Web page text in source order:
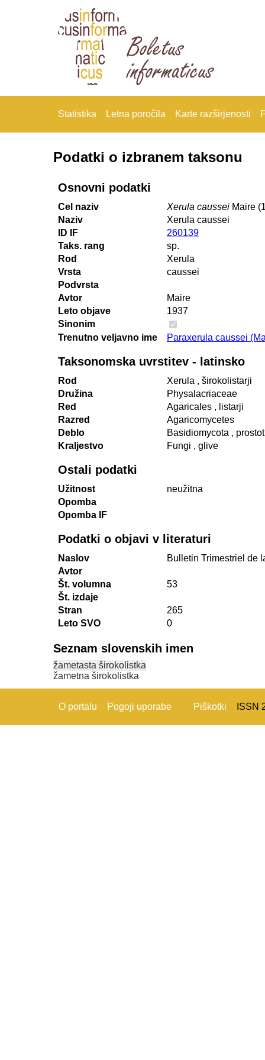
Statistika Letna poročila Karte razširjenosti
Podatki o izbranem taksonu
Osnovni podatki
Cel naziv Xerula caussei Maire
Naziv
Xerula caussei
ID IF
260139
Taks. rang
sp.
Rod
Xerula
Vrsta
caussei
Podvrsta
Avtor
Maire
Leto objave
1937
Sinonim
Trenutno veljavno ime
Paraxerula caussei
Taksonomska uvrstitev - latinsko
Rod Xerula , širokolistarji
Družina
Physalacriaceae
Red
Agaricales , listarji
Razred
Agaricomycetes
Deblo
Basidiomycota ,
Kraljestvo
Fungi , glive
Ostali podatki
Užitnost
neužitna
Opomba
Opomba IF
Podatki o objavi v literaturi
Naslov
Bulletin Trimestriel de
Avtor
Št. volumna
53
Št. izdaje
Stran
265
Leto SVO
0
Seznam slovenskih imen
žametasta širokolistka
žametna širokolistka
O portalu Pogoji uporabe Piškotki ISSN